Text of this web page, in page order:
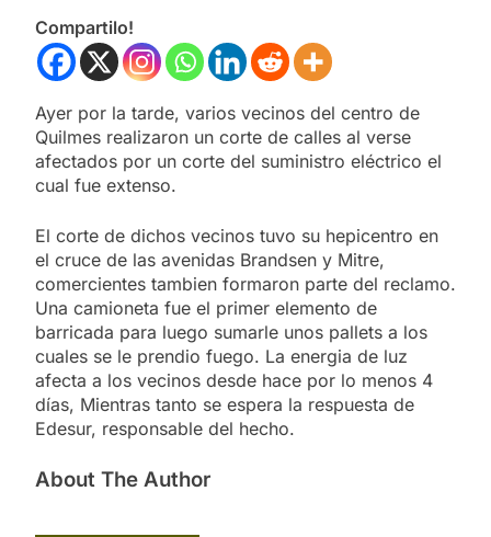
Compartilo!
Ayer por la tarde, varios vecinos del centro de
Quilmes realizaron un corte de calles al verse
afectados por un corte del suministro eléctrico el
cual fue extenso.
El corte de dichos vecinos tuvo su hepicentro en
el cruce de las avenidas Brandsen y Mitre,
comercientes tambien formaron parte del reclamo.
Una camioneta fue el primer elemento de
barricada para luego sumarle unos pallets a los
cuales se le prendio fuego. La energia de luz
afecta a los vecinos desde hace por lo menos 4
días, Mientras tanto se espera la respuesta de
Edesur, responsable del hecho.
About The Author